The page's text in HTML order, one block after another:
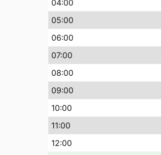
04:00
05:00
06:00
07:00
08:00
09:00
10:00
11:00
12:00